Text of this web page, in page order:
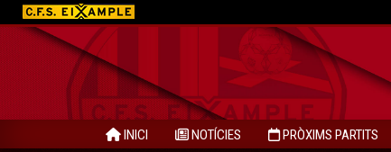
INICI NOTÍCIES PRÒXIMS PARTITS